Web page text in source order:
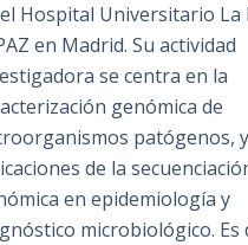
Hospital Universitario La
en Madrid. Su actividad
se centra en la
genómica de
patógenos,
de la
en epidemiología y
microbiológico. Es